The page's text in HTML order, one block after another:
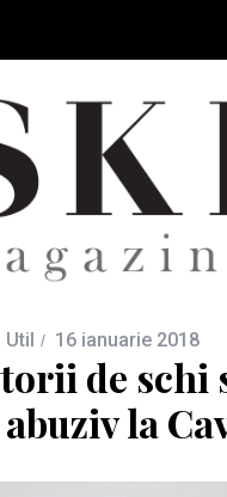
Util 16 ianuarie 2018
de schi
la